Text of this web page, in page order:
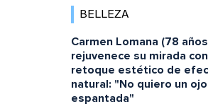
BELLEZA
Carmen Lomana (78
rejuvenece su mirada
retoque estético de
natural: "No quiero un
espantada"